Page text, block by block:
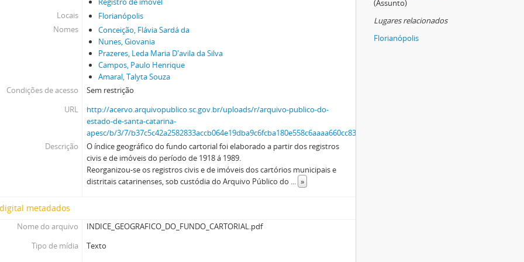
Locais
Florianópolis
Nomes
Conceição, Flávia Sardá da
Nunes, Giovania
Prazeres, Leda Maria D'avila da Silva
Campos, Paulo Henrique
Amaral, Talyta Souza
Condições de acesso
Sem restrição
URL
http://acervo.arquivopublico.sc.gov.br/uploads/r/arquivo-publico-do-
estado-de-santa-catarina-
apesc/b/3/7/b37c5c42a2582833accb064e19dba9c6fcba180e558c6aaaa660cc83d884cb98/
Descrição
O índice geográfico do fundo cartorial foi elaborado a partir dos registros
civis e de imóveis do período de 1918 á 1989.
Reorganizou-se os registros civis e de imóveis dos cartórios municipais e
distritais catarinenses, sob custódia do Arquivo Público do ... »
metadados
Nome do arquivo
INDICE_GEOGRAFICO_DO_FUNDO_CARTORIAL.pdf
Tipo de mídia
Texto
(Assunto)
Lugares relacionados
Florianópolis